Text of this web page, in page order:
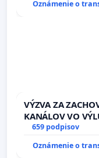
8.00 – 18.00 HOD.
Oznámenie o
VÝZVA ZA
KANÁLOV VO
VLASTNÍCTVE A
SLOVENSKEJ
riešenie
659 podpisov
Oznámenie o